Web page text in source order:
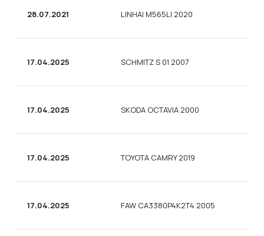
28.07.2021 LINHAI M565LI 2020
17.04.2025 SCHMITZ S 01 2007
17.04.2025 SKODA OCTAVIA 2000
17.04.2025 TOYOTA CAMRY 2019
17.04.2025 FAW CA3380P4K2T4 2005